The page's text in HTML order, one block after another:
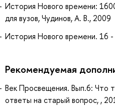
История Нового времени:
для вузов, Чудинов, А. В., 2009
История Нового времени. 16
Рекомендуемая
Век Просвещения. Вып.6: Что
ответы на старый вопрос, ,